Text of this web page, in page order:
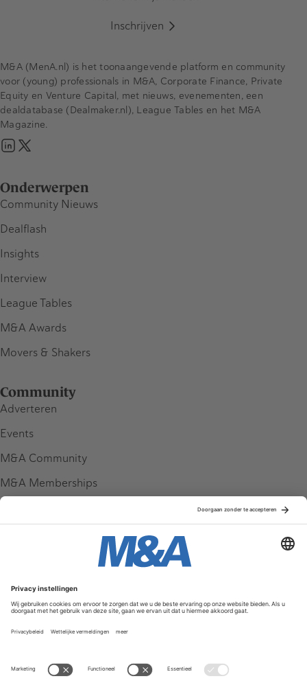
Inschrijven
Onderwerpen
Community Nieuws
Dealflash
Insights
Interview
League Tables
M&A Awards
Movers & Shakers
Community
Adverteren
Events
M&A Community
M&A Memberships
Service & Contact
Contact
FAQ
Werken bij ons
M&A (MenA.nl) is het toonaangevende platform en community
voor (young) professionals in M&A, Corporate Finance, Private
Equity en Venture Capital, met nieuws, evenementen, een
dealdatabase (Dealmaker.nl), League Tables en het M&A
Magazine.